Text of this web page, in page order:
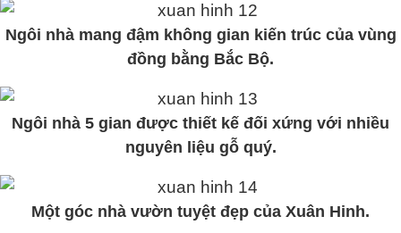
Ngôi nhà mang đậm không gian kiến trúc của vùng
đồng bằng Bắc Bộ.
Ngôi nhà 5 gian được thiết kế đối xứng với nhiều
nguyên liệu gỗ quý.
Một góc nhà vườn tuyệt đẹp của Xuân Hinh.